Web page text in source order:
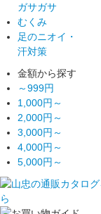
ガサガサ
むくみ
足のニオイ・
汗対策
金額から探す
～999円
1,000円～
2,000円～
3,000円～
4,000円～
5,000円～